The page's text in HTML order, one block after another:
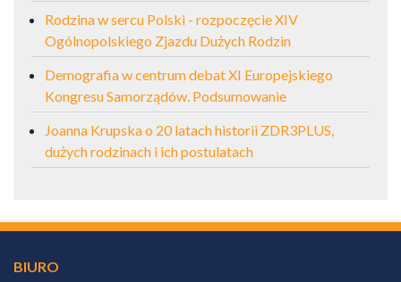
Rodzina w sercu Polski - rozpoczęcie XIV
Ogólnopolskiego Zjazdu Dużych Rodzin
Demografia w centrum debat XI Europejskiego
Kongresu Samorządów. Podsumowanie
Joanna Krupska o 20 latach historii ZDR3PLUS,
dużych rodzinach i ich postulatach
BIURO